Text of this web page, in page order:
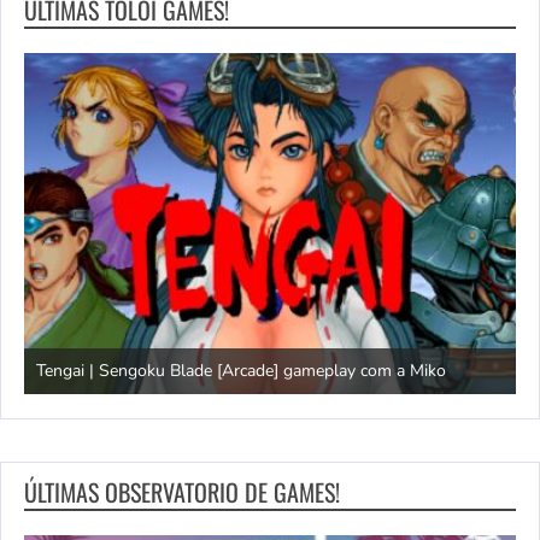
ÚLTIMAS TOLOI GAMES!
Tengai | Sengoku Blade [Arcade] gameplay com a Miko
ÚLTIMAS OBSERVATORIO DE GAMES!